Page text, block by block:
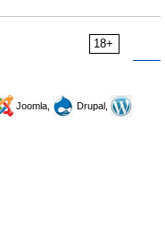
18+
Joomla,
Drupal,